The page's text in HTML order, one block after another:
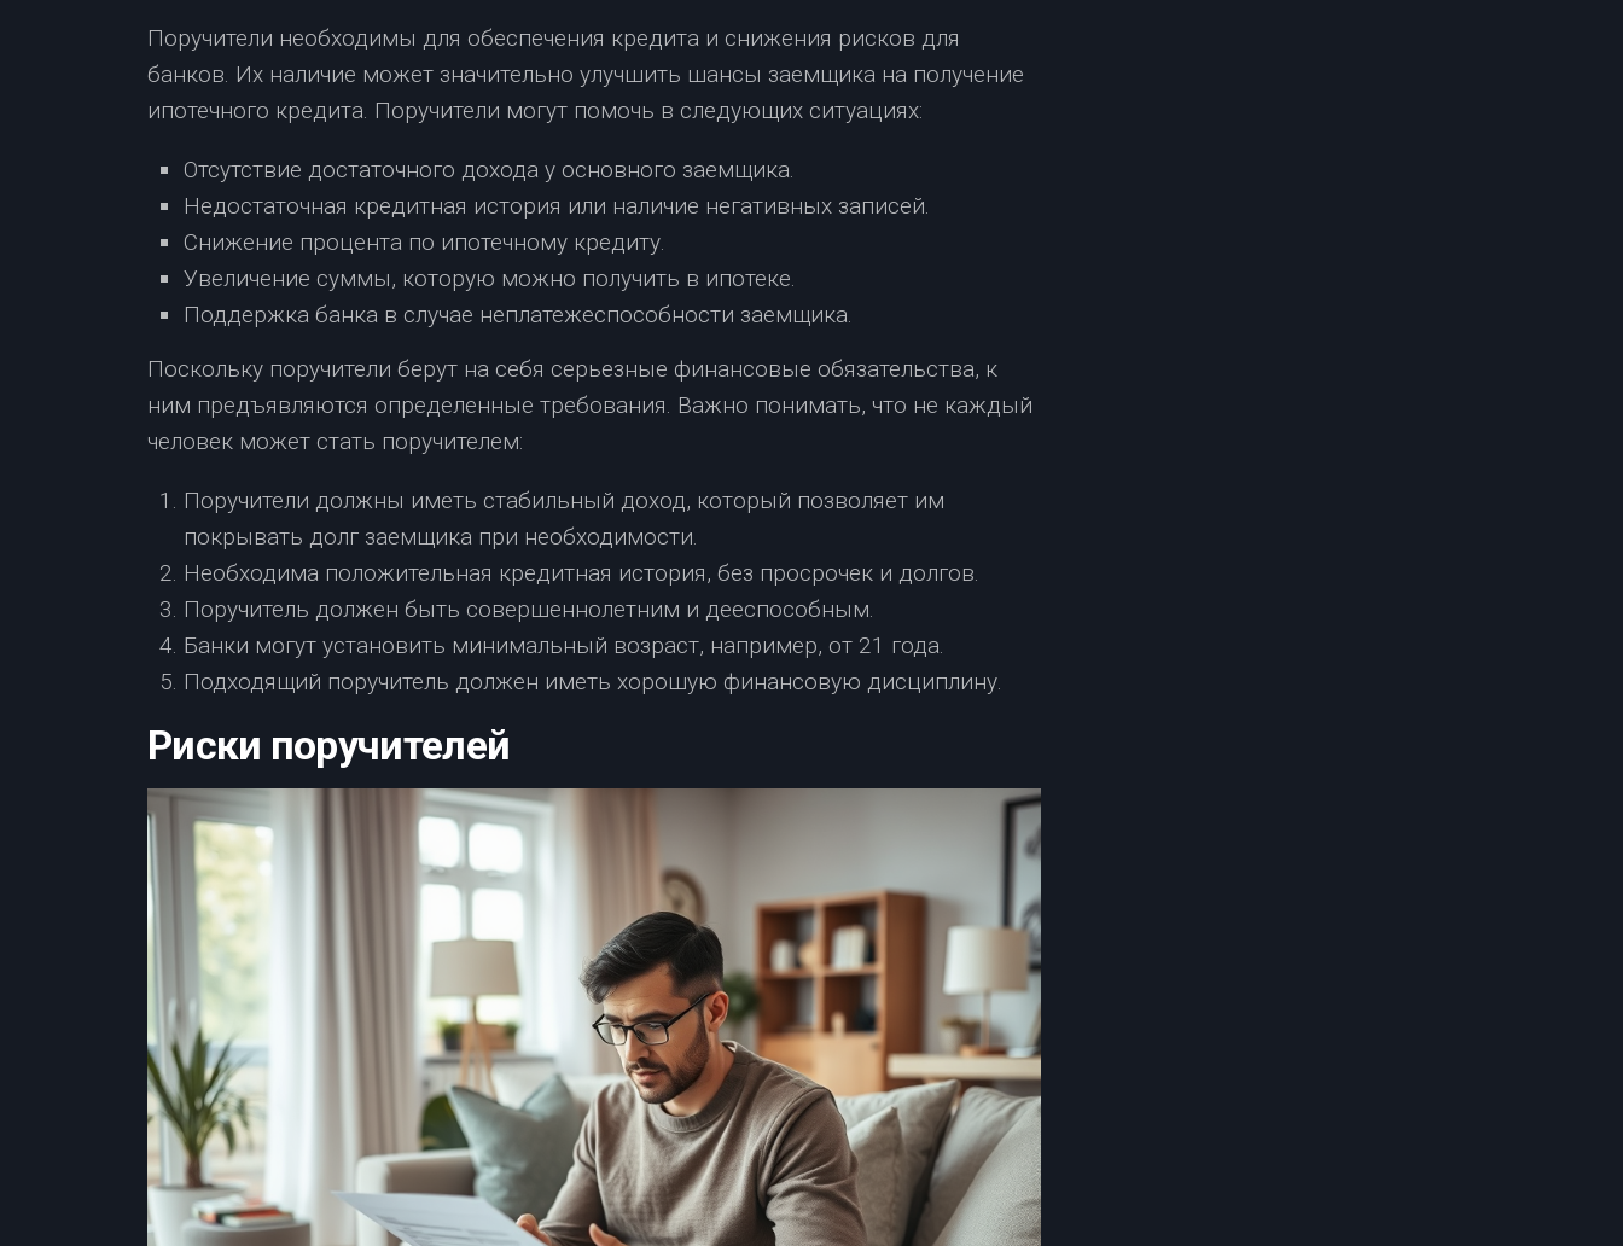
Поручители необходимы для обеспечения кредита и снижения рисков для
банков. Их наличие может значительно улучшить шансы заемщика на получение
ипотечного кредита. Поручители могут помочь в следующих ситуациях:
Отсутствие достаточного дохода у основного заемщика.
Недостаточная кредитная история или наличие негативных записей.
Снижение процента по ипотечному кредиту.
Увеличение суммы, которую можно получить в ипотеке.
Поддержка банка в случае неплатежеспособности заемщика.
Поскольку поручители берут на себя серьезные финансовые обязательства, к
ним предъявляются определенные требования. Важно понимать, что не каждый
человек может стать поручителем:
Поручители должны иметь стабильный доход, который позволяет им
покрывать долг заемщика при необходимости.
Необходима положительная кредитная история, без просрочек и долгов.
Поручитель должен быть совершеннолетним и дееспособным.
Банки могут установить минимальный возраст, например, от 21 года.
Подходящий поручитель должен иметь хорошую финансовую дисциплину.
Риски поручителей